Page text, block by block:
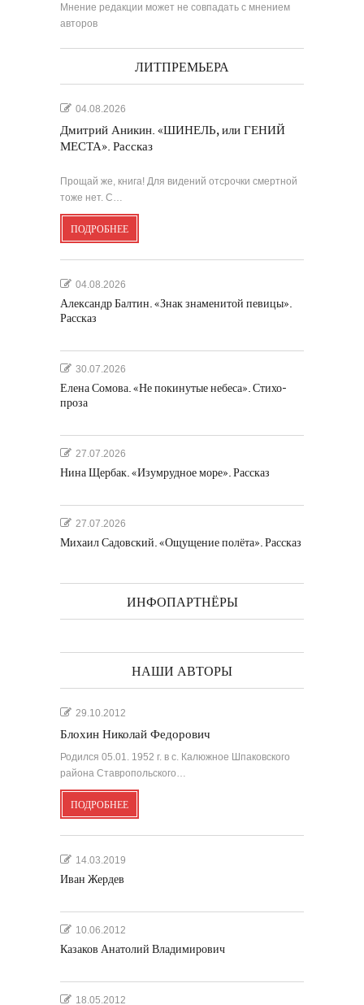
Мнение редакции может не совпадать с мнением
авторов
ЛИТПРЕМЬЕРА
04.08.2026
Дмитрий Аникин. «ШИНЕЛЬ, или ГЕНИЙ
МЕСТА». Рассказ
Прощай же, книга! Для видений отсрочки смертной
тоже нет. С…
ПОДРОБНЕЕ
04.08.2026
Александр Балтин. «Знак знаменитой певицы».
Рассказ
30.07.2026
Елена Сомова. «Не покинутые небеса». Стихо-
проза
27.07.2026
Нина Щербак. «Изумрудное море». Рассказ
27.07.2026
Михаил Садовский. «Ощущение полёта». Рассказ
ИНФОПАРТНЁРЫ
НАШИ АВТОРЫ
29.10.2012
Блохин Николай Федорович
Родился 05.01. 1952 г. в с. Калюжное Шпаковского
района Ставропольского…
ПОДРОБНЕЕ
14.03.2019
Иван Жердев
10.06.2012
Казаков Анатолий Владимирович
18.05.2012